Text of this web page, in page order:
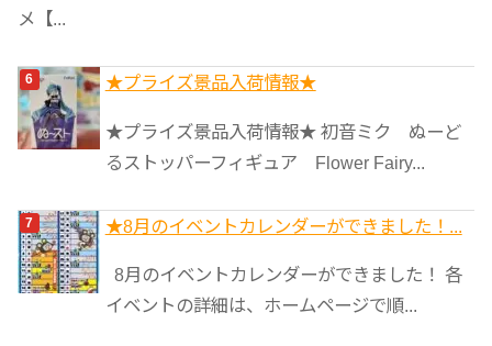
メ【...
★プライズ景品入荷情報★
★プライズ景品入荷情報★ 初音ミク ぬーど
るストッパーフィギュア Flower Fairy...
★8月のイベントカレンダーができました！...
8月のイベントカレンダーができました！ 各
イベントの詳細は、ホームページで順...